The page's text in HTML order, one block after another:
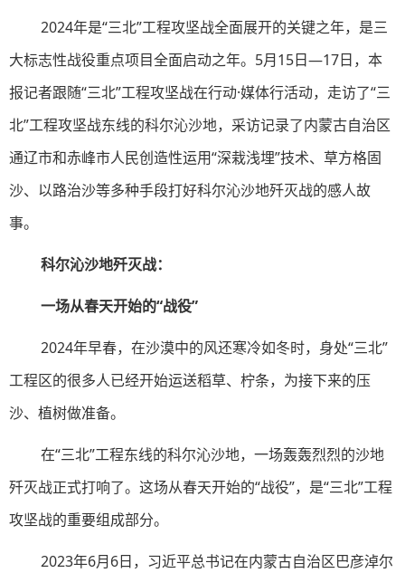
2024年是“三北”工程攻坚战全面展开的关键之年，是三
大标志性战役重点项目全面启动之年。5月15日—17日，本
报记者跟随“三北”工程攻坚战在行动·媒体行活动，走访了“三
北”工程攻坚战东线的科尔沁沙地，采访记录了内蒙古自治区
通辽市和赤峰市人民创造性运用“深栽浅埋”技术、草方格固
沙、以路治沙等多种手段打好科尔沁沙地歼灭战的感人故
事。
科尔沁沙地歼灭战：
一场从春天开始的“战役”
2024年早春，在沙漠中的风还寒冷如冬时，身处“三北”
工程区的很多人已经开始运送稻草、柠条，为接下来的压
沙、植树做准备。
在“三北”工程东线的科尔沁沙地，一场轰轰烈烈的沙地
歼灭战正式打响了。这场从春天开始的“战役”，是“三北”工程
攻坚战的重要组成部分。
2023年6月6日，习近平总书记在内蒙古自治区巴彦淖尔